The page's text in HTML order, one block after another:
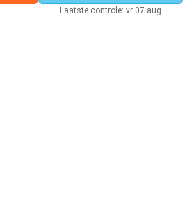
Laatste controle: vr 07 aug